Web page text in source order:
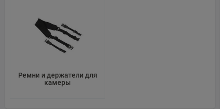
Name: Disnet Distributors B.V.
Address: Bathoorn 4B, 9411 SE Beilen, Netherlands
Email: info@disnet.nl
Web: https://www.disnet.nl/contact-1
Ремни и держатели для
камеры